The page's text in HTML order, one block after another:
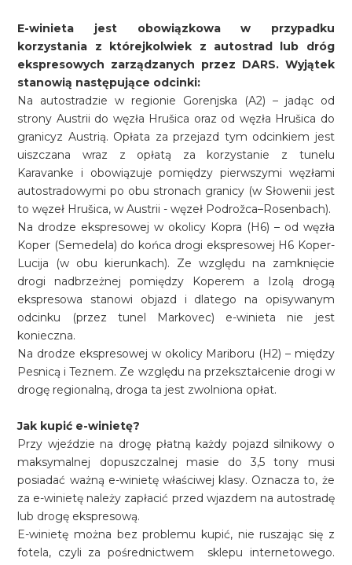
E-winieta jest obowiązkowa w przypadku
korzystania z którejkolwiek z autostrad lub dróg
ekspresowych zarządzanych przez DARS. Wyjątek
stanowią następujące odcinki:
Na autostradzie w regionie Gorenjska (A2) – jadąc od
strony Austrii do węzła Hrušica oraz od węzła Hrušica do
granicyz Austrią. Opłata za przejazd tym odcinkiem jest
uiszczana wraz z opłatą za korzystanie z tunelu
Karavanke i obowiązuje pomiędzy pierwszymi węzłami
autostradowymi po obu stronach granicy (w Słowenii jest
to węzeł Hrušica, w Austrii - węzeł Podrožca–Rosenbach).
Na drodze ekspresowej w okolicy Kopra (H6) – od węzła
Koper (Semedela) do końca drogi ekspresowej H6 Koper-
Lucija (w obu kierunkach). Ze względu na zamknięcie
drogi nadbrzeżnej pomiędzy Koperem a Izolą drogą
ekspresowa stanowi objazd i dlatego na opisywanym
odcinku (przez tunel Markovec) e-winieta nie jest
konieczna.
Na drodze ekspresowej w okolicy Mariboru (H2) – między
Pesnicą i Teznem. Ze względu na przekształcenie drogi w
drogę regionalną, droga ta jest zwolniona opłat.
Jak kupić e-winietę?
Przy wjeździe na drogę płatną każdy pojazd silnikowy o
maksymalnej dopuszczalnej masie do 3,5 tony musi
posiadać ważną e-winietę właściwej klasy. Oznacza to, że
za e-winietę należy zapłacić przed wjazdem na autostradę
lub drogę ekspresową.
E-winietę można bez problemu kupić, nie ruszając się z
fotela, czyli za pośrednictwem sklepu internetowego.